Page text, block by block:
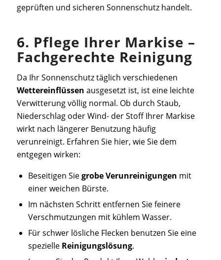
geprüften und sicheren Sonnenschutz handelt.
6. Pflege Ihrer Markise –
Fachgerechte Reinigung
Da Ihr Sonnenschutz täglich verschiedenen
Wettereinflüssen ausgesetzt ist, ist eine leichte
Verwitterung völlig normal. Ob durch Staub,
Niederschlag oder Wind- der Stoff Ihrer Markise
wirkt nach längerer Benutzung häufig
verunreinigt. Erfahren Sie hier, wie Sie dem
entgegen wirken:
Beseitigen Siegrobe Verunreinigungen mit
einer weichen Bürste.
Im nächsten Schritt entfernen Sie feinere
Verschmutzungen mit kühlem Wasser.
Für schwer lösliche Flecken benutzen Sie eine
spezielle Reinigungslösung.